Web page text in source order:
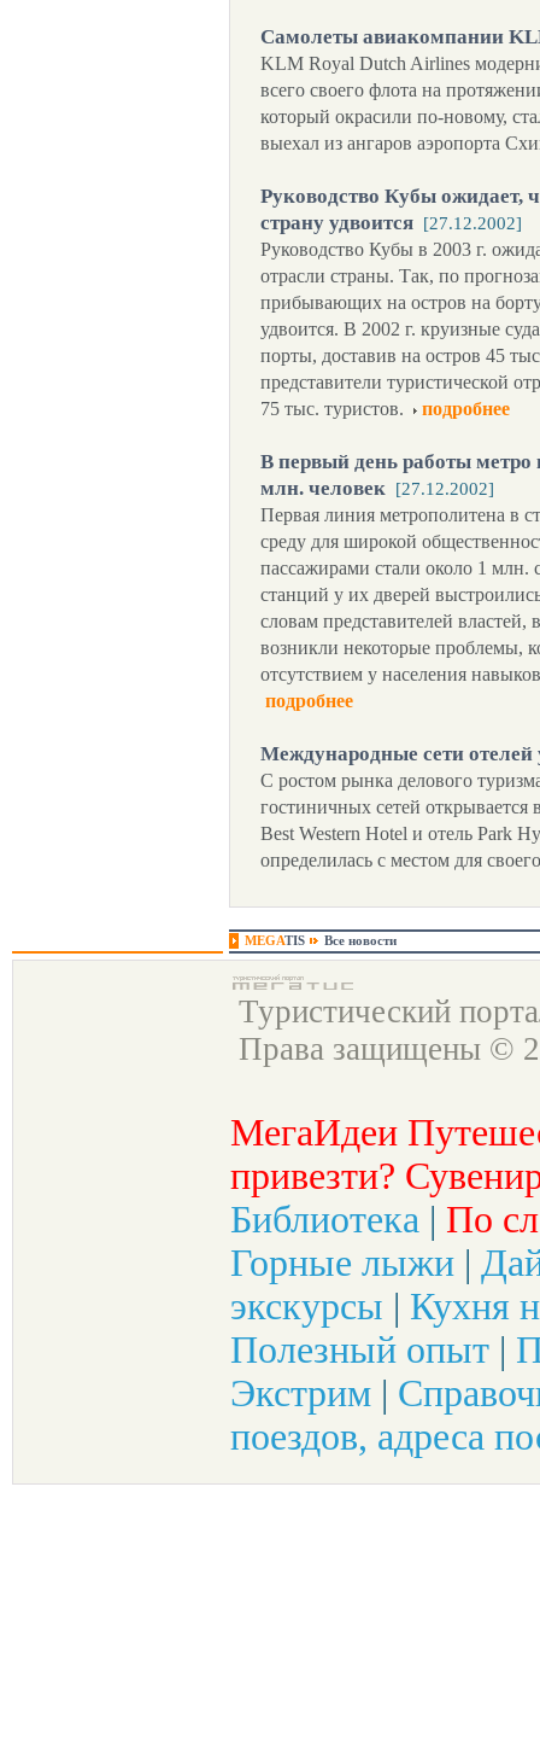
Самолеты авиакомпании
KLM Royal Dutch Airlines
всего своего флота на
который окрасили по-новому,
выехал из ангаров аэропорта
Руководство Кубы ожидает,
страну удвоится [27.12.2002]
Руководство Кубы в 2003 г.
отрасли страны. Так, по
прибывающих на остров на
удвоится. В 2002 г. круизные
порты, доставив на остров 45
представители туристической
75 тыс. туристов.
подробнее
В первый день работы метро
млн. человек [27.12.2002]
Первая линия метрополитена в
среду для широкой
пассажирами стали около 1
станций у их дверей
словам представителей властей,
возникли некоторые проблемы,
отсутствием у населения
подробнее
Международные сети отелей
С ростом рынка делового
гостиничных сетей
Best Western Hotel и отель Park
определилась с местом для
MEGATIS Все новости
Туристический
Права защищены ©
МегаИдеи
привезти?
Библиотека | По
Горные лыжи |
экскурсы | Кухня
Полезный опыт |
Экстрим |
поездов, адреса